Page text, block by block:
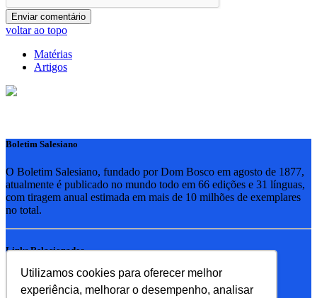
Utilizamos cookies para oferecer melhor
experiência, melhorar o desempenho, analisar
voltar ao topo
Matérias
Artigos
Boletim Salesiano
O Boletim Salesiano, fundado por Dom Bosco em agosto de 1877,
atualmente é publicado no mundo todo em 66 edições e 31 línguas,
com tiragem anual estimada em mais de 10 milhões de exemplares
no total.
Links Relacionados
RSB - Rede Salesiana Brasil
EDEBE - Editora